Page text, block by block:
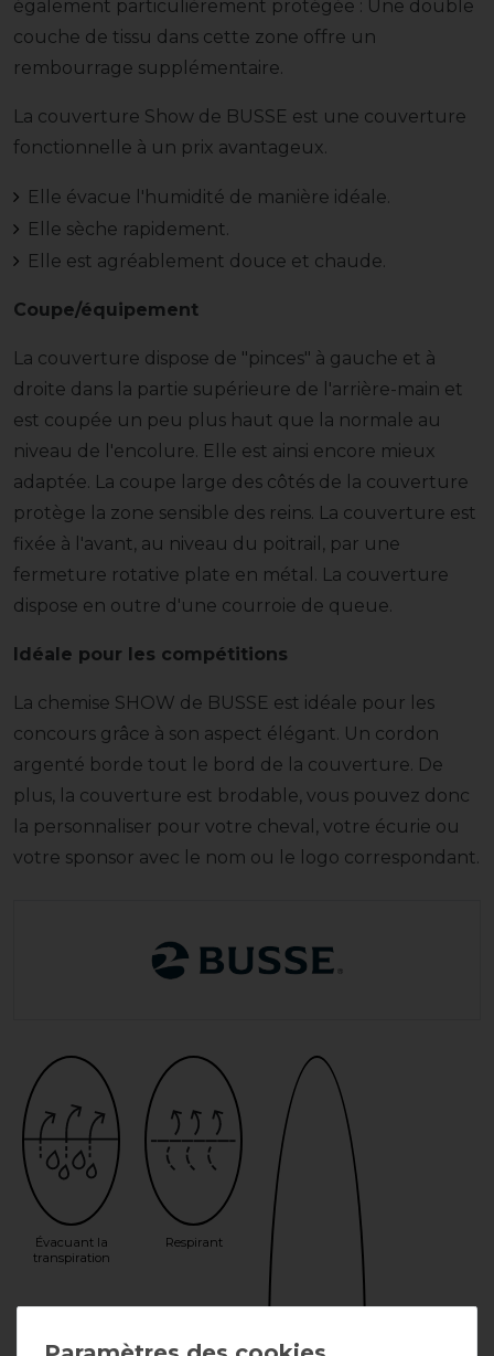
également particulièrement protégée : Une double
couche de tissu dans cette zone offre un
rembourrage supplémentaire.
La couverture Show de BUSSE est une couverture
fonctionnelle à un prix avantageux.
Elle évacue l'humidité de manière idéale.
Elle sèche rapidement.
Elle est agréablement douce et chaude.
Coupe/équipement
La couverture dispose de "pinces" à gauche et à
droite dans la partie supérieure de l'arrière-main et
est coupée un peu plus haut que la normale au
niveau de l'encolure. Elle est ainsi encore mieux
adaptée. La coupe large des côtés de la couverture
protège la zone sensible des reins. La couverture est
fixée à l'avant, au niveau du poitrail, par une
fermeture rotative plate en métal. La couverture
dispose en outre d'une courroie de queue.
Idéale pour les compétitions
La chemise SHOW de BUSSE est idéale pour les
concours grâce à son aspect élégant. Un cordon
argenté borde tout le bord de la couverture. De
plus, la couverture est brodable, vous pouvez donc
la personnaliser pour votre cheval, votre écurie ou
votre sponsor avec le nom ou le logo correspondant.
Évacuant la
transpiration
Respirant